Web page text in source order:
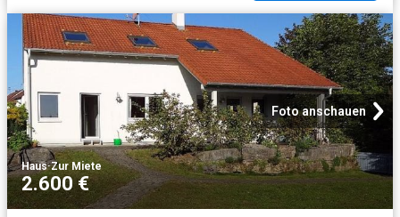
Foto anschauen
Haus·Zur Miete
2.600 €